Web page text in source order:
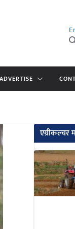
ADVERTISE
एग्रीकल्चर